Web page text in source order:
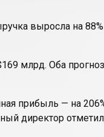
выросла на
млрд. Оба
прибыль — на
директор